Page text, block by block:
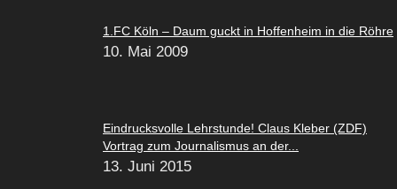
1.FC Köln – Daum guckt in Hoffenheim in die Röhre
10. Mai 2009
Eindrucksvolle Lehrstunde! Claus Kleber (ZDF)
Vortrag zum Journalismus an der...
13. Juni 2015